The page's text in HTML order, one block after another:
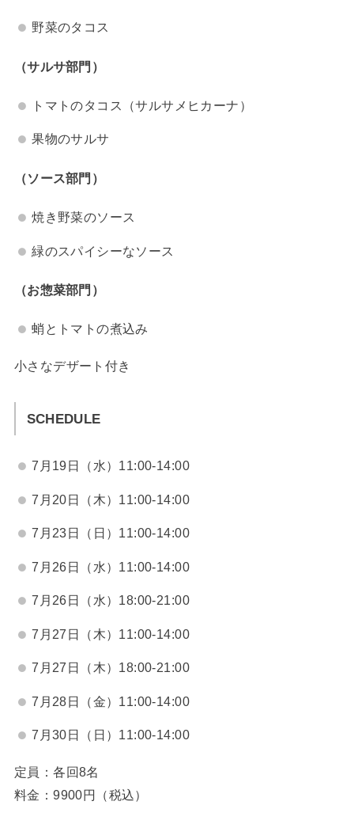
野菜のタコス
（サルサ部門）
トマトのタコス（サルサメヒカーナ）
果物のサルサ
（ソース部門）
焼き野菜のソース
緑のスパイシーなソース
（お惣菜部門）
蛸とトマトの煮込み
小さなデザート付き
SCHEDULE
7月19日（水）11:00-14:00
7月20日（木）11:00-14:00
7月23日（日）11:00-14:00
7月26日（水）11:00-14:00
7月26日（水）18:00-21:00
7月27日（木）11:00-14:00
7月27日（木）18:00-21:00
7月28日（金）11:00-14:00
7月30日（日）11:00-14:00
定員：各回8名
料金：9900円（税込）